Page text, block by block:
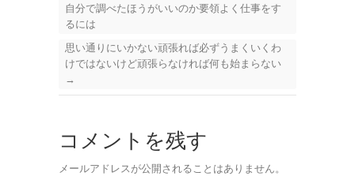
自分で調べたほうがいいのか要領よく仕事をす
るには
思い通りにいかない頑張れば必ずうまくいくわ
けではないけど頑張らなければ何も始まらない
→
コメントを残す
メールアドレスが公開されることはありません。